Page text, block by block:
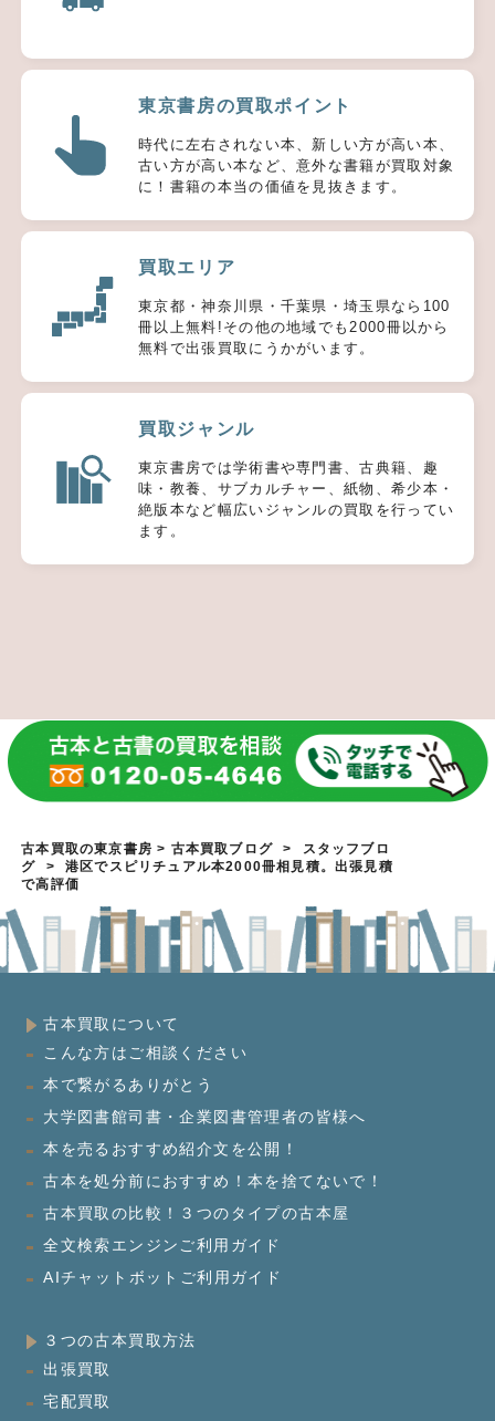
東京書房の買取ポイント
時代に左右されない本、新しい方が高い本、
古い方が高い本など、意外な書籍が買取対象
に！書籍の本当の価値を見抜きます。
買取エリア
東京都・神奈川県・千葉県・埼玉県なら100
冊以上無料!その他の地域でも2000冊以から
無料で出張買取にうかがいます。
買取ジャンル
東京書房では学術書や専門書、古典籍、趣
味・教養、サブカルチャー、紙物、希少本・
絶版本など幅広いジャンルの買取を行ってい
ます。
古本買取の東京書房 > 古本買取ブログ >
スタッフブロ
グ
>
港区でスピリチュアル本2000冊相見積。出張見積
で高評価
古本買取について
こんな方はご相談ください
本で繋がるありがとう
大学図書館司書・企業図書管理者の皆様へ
本を売るおすすめ紹介文を公開！
古本を処分前におすすめ！本を捨てないで！
古本買取の比較！３つのタイプの古本屋
全文検索エンジンご利用ガイド
AIチャットボットご利用ガイド
３つの古本買取方法
出張買取
宅配買取